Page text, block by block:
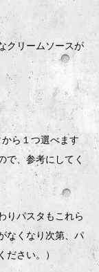
クリームソースが
ら１つ選べます
で、参考にしてく
りパスタもこれら
なくなり次第、パ
ださい。）